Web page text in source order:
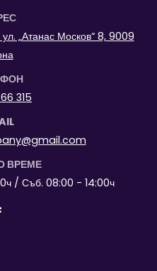
„Атанас Москов“ 8, 9009
315
ВРЕМЕ
/ Съб. 08:00 - 14:00ч